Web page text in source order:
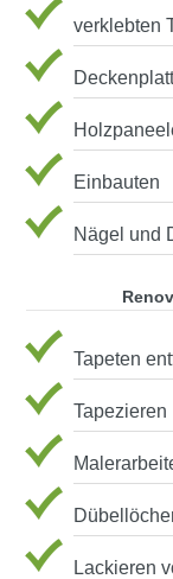
verklebten
Einbauten
Nägel und
Tapeten
Tapezieren
Lackieren